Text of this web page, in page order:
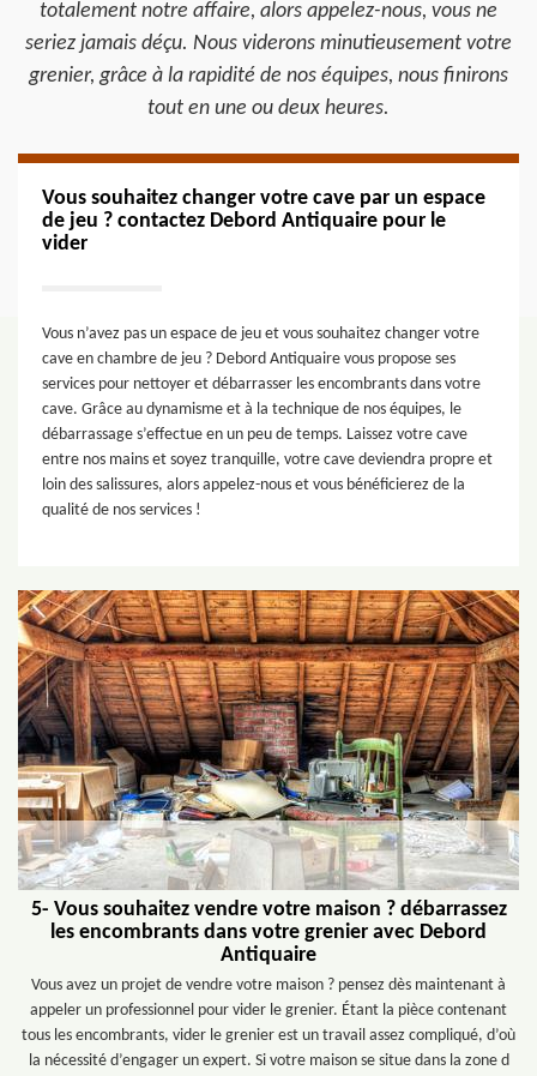
totalement notre affaire, alors appelez-nous, vous ne
seriez jamais déçu. Nous viderons minutieusement votre
grenier, grâce à la rapidité de nos équipes, nous finirons
tout en une ou deux heures.
Vous souhaitez changer votre cave par un espace
de jeu ? contactez Debord Antiquaire pour le
vider
Vous n’avez pas un espace de jeu et vous souhaitez changer votre
cave en chambre de jeu ? Debord Antiquaire vous propose ses
services pour nettoyer et débarrasser les encombrants dans votre
cave. Grâce au dynamisme et à la technique de nos équipes, le
débarrassage s’effectue en un peu de temps. Laissez votre cave
entre nos mains et soyez tranquille, votre cave deviendra propre et
loin des salissures, alors appelez-nous et vous bénéficierez de la
qualité de nos services !
5- Vous souhaitez vendre votre maison ? débarrassez
les encombrants dans votre grenier avec Debord
Antiquaire
Vous avez un projet de vendre votre maison ? pensez dès maintenant à
appeler un professionnel pour vider le grenier. Étant la pièce contenant
tous les encombrants, vider le grenier est un travail assez compliqué, d’où
la nécessité d’engager un expert. Si votre maison se situe dans la zone d